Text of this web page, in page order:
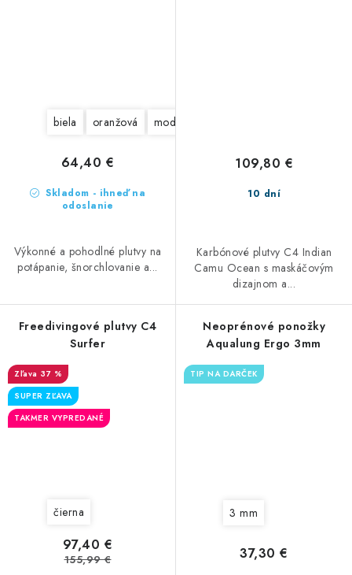
biela oranžová modrá
Skladom - ihneď na
odoslanie
64,40 €
Výkonné a pohodlné plutvy na
potápanie, šnorchlovanie a...
10 dní
109,80 €
Karbónové plutvy C4 Indian
Camu Ocean s maskáčovým
dizajnom a...
Freedivingové plutvy C4
Surfer
37 %
SUPER ZĽAVA
TAKMER VYPREDANÉ
čierna
97,40 €
155,99 €
Neoprénové ponožky
Aqualung Ergo 3mm
TIP NA DARČEK
3 mm
37,30 €